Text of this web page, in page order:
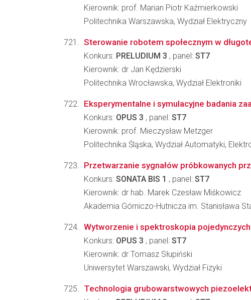
Kierownik: prof. Marian Piotr Kaźmierkowski
Politechnika Warszawska, Wydział Elektryczny
Sterowanie robotem społecznym w
Konkurs: PRELUDIUM 3 , panel: ST7
Kierownik: dr Jan Kędzierski
Politechnika Wrocławska, Wydział Elektroniki
Eksperymentalne i symulacyjne badania
Konkurs: OPUS 3 , panel: ST7
Kierownik: prof. Mieczysław Metzger
Politechnika Śląska, Wydział Automatyki,
Przetwarzanie sygnałów próbkowanych
Konkurs: SONATA BIS 1 , panel: ST7
Kierownik: dr hab. Marek Czesław Miśkowicz
Akademia Górniczo-Hutnicza im. Stanisława
Wytworzenie i spektroskopia
Konkurs: OPUS 3 , panel: ST7
Kierownik: dr Tomasz Słupiński
Uniwersytet Warszawski, Wydział Fizyki
Technologia grubowarstwowych